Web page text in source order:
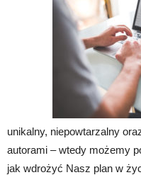
unikalny, niepowtarzalny
autorami – wtedy możemy
jak wdrożyć Nasz plan w